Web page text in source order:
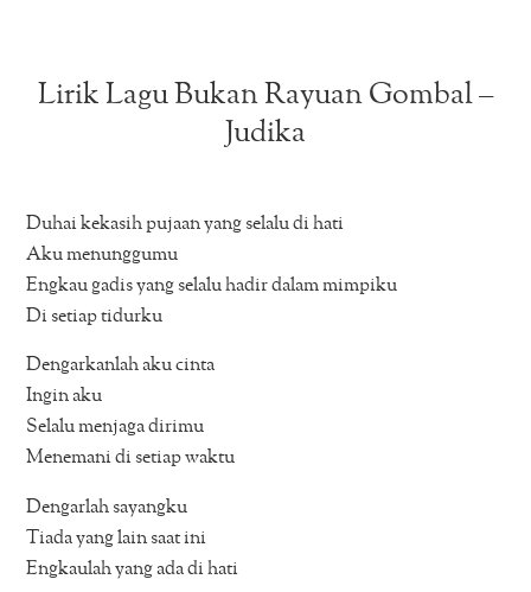
Lirik Lagu Bukan Rayuan Gombal –
Judika
Duhai kekasih pujaan yang selalu di hati
Aku menunggumu
Engkau gadis yang selalu hadir dalam mimpiku
Di setiap tidurku
Dengarkanlah aku cinta
Ingin aku
Selalu menjaga dirimu
Menemani di setiap waktu
Dengarlah sayangku
Tiada yang lain saat ini
Engkaulah yang ada di hati